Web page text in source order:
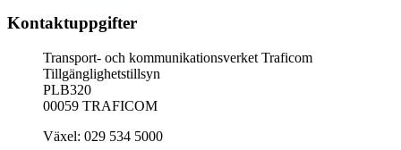
Kontaktuppgifter
Transport- och kommunikationsverket Traficom
Tillgänglighetstillsyn
PLB320
00059 TRAFICOM
Växel: 029 534 5000